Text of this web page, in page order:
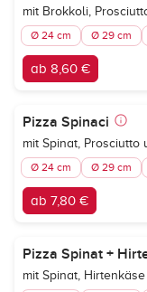
mit Brokkoli,
Ø 24 cm Ø 29 cm
ab 8,60 €
Pizza Spinaci
mit Spinat, Prosciutto
Ø 24 cm Ø 29 cm
ab 7,80 €
Pizza Spinat +
mit Spinat,